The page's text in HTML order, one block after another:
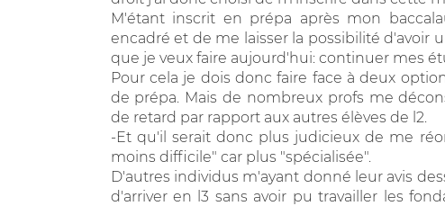
M'étant inscrit en prépa après mon
encadré et de me laisser la possibilité d'avoir
que je veux faire aujourd'hui: continuer mes
Pour cela je dois donc faire face à deux
de prépa. Mais de nombreux profs me
de retard par rapport aux autres élèves de l2.
-Et qu'il serait donc plus judicieux de me
moins difficile" car plus "spécialisée".
D'autres individus m'ayant donné leur avis
d'arriver en l3 sans avoir pu travailler les